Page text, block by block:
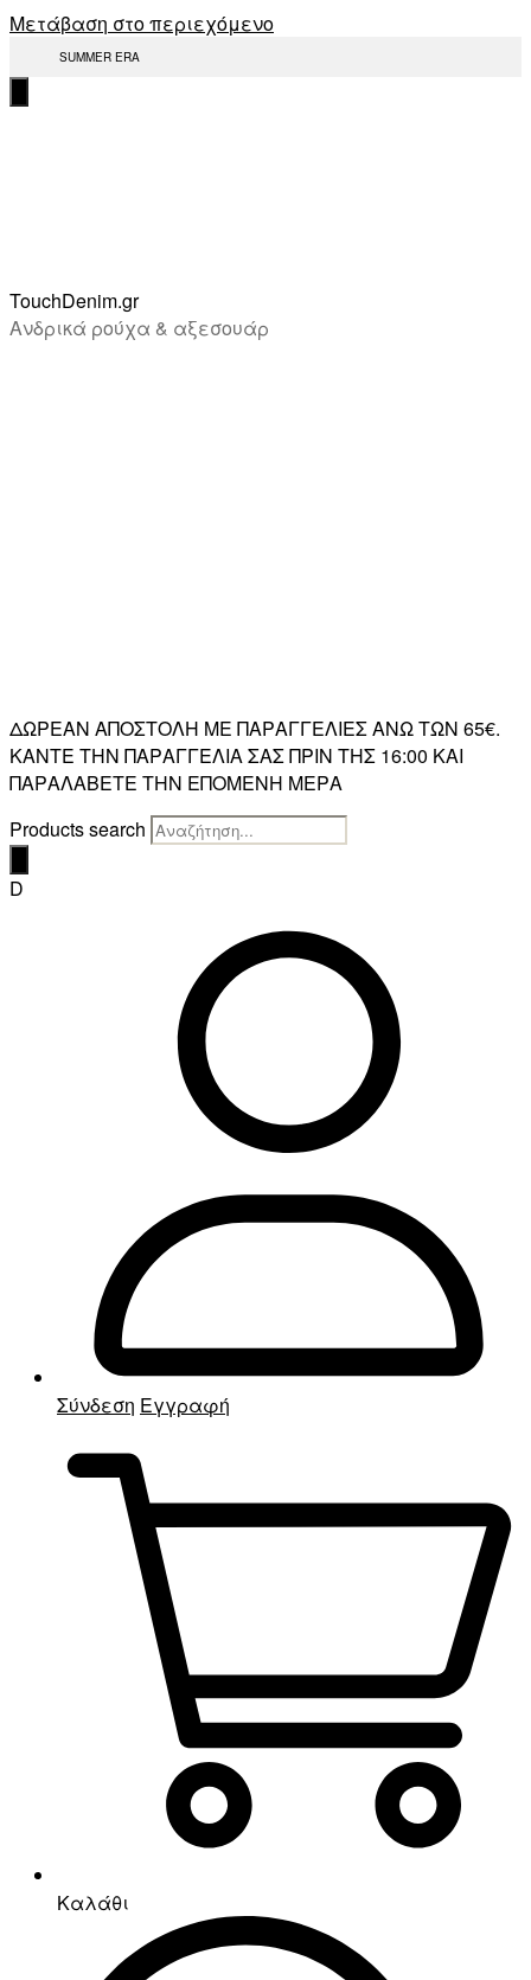
Μετάβαση στο περιεχόμενο
SUMMER ERA
TouchDenim.gr
Ανδρικά ρούχα & αξεσουάρ
ΔΩΡΕΑΝ ΑΠΟΣΤΟΛΗ ΜΕ ΠΑΡΑΓΓΕΛΙΕΣ ΑΝΩ ΤΩΝ 65€.
ΚΑΝΤΕ ΤΗΝ ΠΑΡΑΓΓΕΛΙΑ ΣΑΣ ΠΡΙΝ ΤΗΣ 16:00 ΚΑΙ
ΠΑΡΑΛΑΒΕΤΕ ΤΗΝ ΕΠΟΜΕΝΗ ΜΕΡΑ
Products search
D
Σύνδεση Εγγραφή
Καλάθι